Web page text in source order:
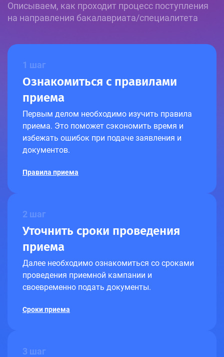
Описываем, как проходит процесс поступления
на направления бакалавриата/специалитета
1 шаг
Ознакомиться с правилами
приема
Первым делом необходимо изучить правила
приема. Это поможет сэкономить время и
избежать ошибок при подаче заявления и
документов.
Правила приема
2 шаг
Уточнить сроки проведения
приема
Далее необходимо ознакомиться со сроками
проведения приемной кампании и
своевременно подать документы.
Сроки приема
3 шаг